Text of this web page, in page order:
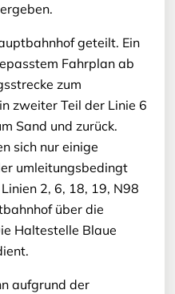
geteilt. Ein
Fahrplan ab
zum
zweiter Teil der Linie 6
Sand und zurück.
sich nur einige
umleitungsbedingt
2, 6, 18, 19, N98
über die
Haltestelle Blaue
aufgrund der